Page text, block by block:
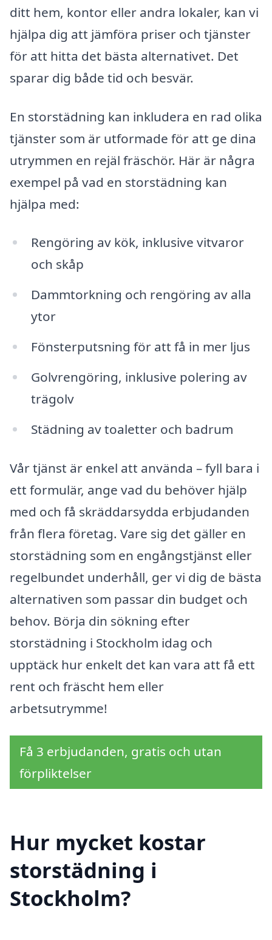
ditt hem, kontor eller andra lokaler, kan vi
hjälpa dig att jämföra priser och tjänster
för att hitta det bästa alternativet. Det
sparar dig både tid och besvär.
En storstädning kan inkludera en rad olika
tjänster som är utformade för att ge dina
utrymmen en rejäl fräschör. Här är några
exempel på vad en storstädning kan
hjälpa med:
Rengöring av kök, inklusive vitvaror
och skåp
Dammtorkning och rengöring av alla
ytor
Fönsterputsning för att få in mer ljus
Golvrengöring, inklusive polering av
trägolv
Städning av toaletter och badrum
Vår tjänst är enkel att använda – fyll bara i
ett formulär, ange vad du behöver hjälp
med och få skräddarsydda erbjudanden
från flera företag. Vare sig det gäller en
storstädning som en engångstjänst eller
regelbundet underhåll, ger vi dig de bästa
alternativen som passar din budget och
behov. Börja din sökning efter
storstädning i Stockholm idag och
upptäck hur enkelt det kan vara att få ett
rent och fräscht hem eller
arbetsutrymme!
Få 3 erbjudanden, gratis och utan
förpliktelser
Hur mycket kostar
storstädning i
Stockholm?